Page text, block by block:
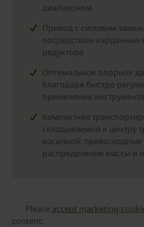
диапазоном
Привод с силовым
посредством карданных
редуктора
Оптимальное опорное
благодаря быстро
применения
Компактная
складываемой к центру
косилкой: превосходные
распределение массы и
Please accept marketing-
content.